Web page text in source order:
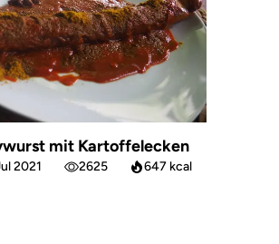
mit Kartoffelecken
2021 2625 647 kcal